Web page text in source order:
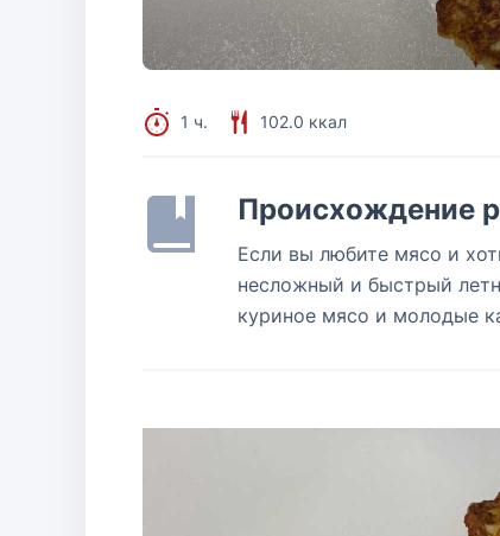
1 ч. 102.0 ккал
Происхождение
Если вы любите мясо и
несложный и быстрый
куриное мясо и молодые